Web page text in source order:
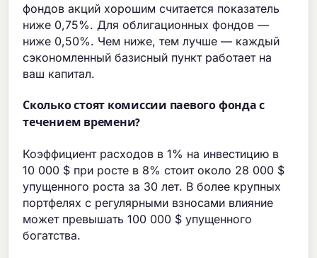
фондов акций хорошим считается показатель
ниже 0,75%. Для облигационных фондов —
ниже 0,50%. Чем ниже, тем лучше — каждый
сэкономленный базисный пункт работает на
ваш капитал.
Сколько стоят комиссии паевого фонда с
течением времени?
Коэффициент расходов в 1% на инвестицию в
10 000 $ при росте в 8% стоит около 28 000 $
упущенного роста за 30 лет. В более крупных
портфелях с регулярными взносами влияние
может превышать 100 000 $ упущенного
богатства.